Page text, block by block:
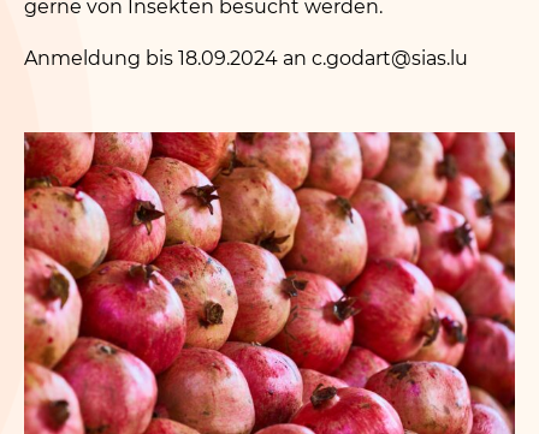
gerne von Insekten besucht werden.
Anmeldung bis 18.09.2024 an c.​godart@​sias.​lu